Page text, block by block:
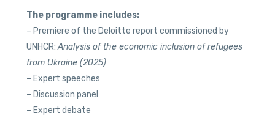
The programme includes:
– Premiere of the Deloitte report commissioned by
UNHCR:Analysis of the economic inclusion of refugees
from Ukraine (2025)
– Expert speeches
– Discussion panel
– Expert debate